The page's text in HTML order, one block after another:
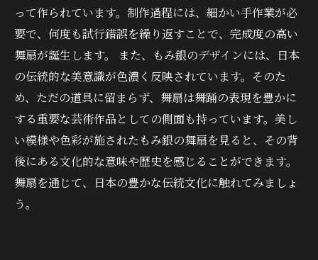
って作られています。制作過程には、細かい手作業が必
要で、何度も試行錯誤を繰り返すことで、完成度の高い
舞扇が誕生します。 また、もみ銀のデザインには、日本
の伝統的な美意識が色濃く反映されています。そのた
め、ただの道具に留まらず、舞扇は舞踊の表現を豊かに
する重要な芸術作品としての側面も持っています。美し
い模様や色彩が施されたもみ銀の舞扇を見ると、その背
後にある文化的な意味や歴史を感じることができます。
舞扇を通じて、日本の豊かな伝統文化に触れてみましょ
う。